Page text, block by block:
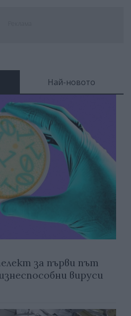
Най-новото
за първи път
вируси